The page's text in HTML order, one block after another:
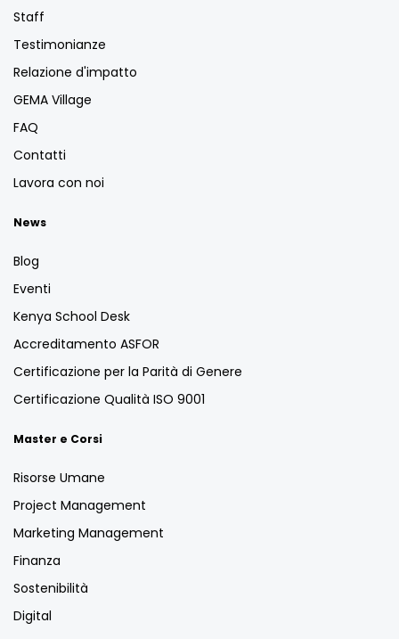
Staff
Testimonianze
Relazione d'impatto
GEMA Village
FAQ
Contatti
Lavora con noi
News
Blog
Eventi
Kenya School Desk
Accreditamento ASFOR
Certificazione per la Parità di Genere
Certificazione Qualità ISO 9001
Master e Corsi
Risorse Umane
Project Management
Marketing Management
Finanza
Sostenibilità
Digital